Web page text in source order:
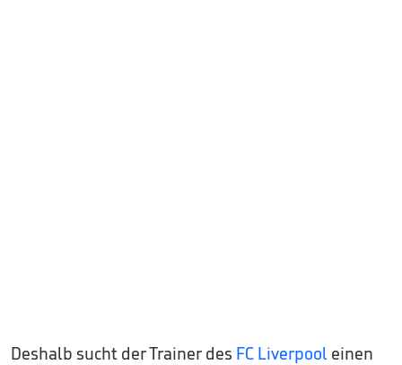
Deshalb sucht der Trainer des FC Liverpool einen